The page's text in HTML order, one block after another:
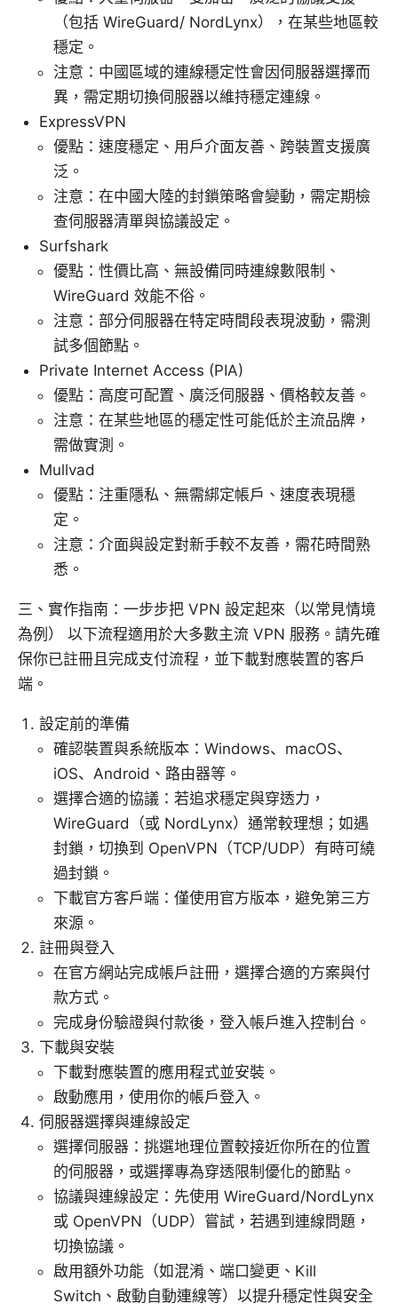
（包括 WireGuard/ NordLynx），在某些地區較
穩定。
注意：中國區域的連線穩定性會因伺服器選擇而
異，需定期切換伺服器以維持穩定連線。
ExpressVPN
優點：速度穩定、用戶介面友善、跨裝置支援廣
泛。
注意：在中國大陸的封鎖策略會變動，需定期檢
查伺服器清單與協議設定。
Surfshark
優點：性價比高、無設備同時連線數限制、
WireGuard 效能不俗。
注意：部分伺服器在特定時間段表現波動，需測
試多個節點。
Private Internet Access (PIA)
優點：高度可配置、廣泛伺服器、價格較友善。
注意：在某些地區的穩定性可能低於主流品牌，
需做實測。
Mullvad
優點：注重隱私、無需綁定帳戶、速度表現穩
定。
注意：介面與設定對新手較不友善，需花時間熟
悉。
三、實作指南：一步步把 VPN 設定起來（以常見情境
為例） 以下流程適用於大多數主流 VPN 服務。請先確
保你已註冊且完成支付流程，並下載對應裝置的客戶
端。
設定前的準備
確認裝置與系統版本：Windows、macOS、
iOS、Android、路由器等。
選擇合適的協議：若追求穩定與穿透力，
WireGuard（或 NordLynx）通常較理想；如遇
封鎖，切換到 OpenVPN（TCP/UDP）有時可繞
過封鎖。
下載官方客戶端：僅使用官方版本，避免第三方
來源。
註冊與登入
在官方網站完成帳戶註冊，選擇合適的方案與付
款方式。
完成身份驗證與付款後，登入帳戶進入控制台。
下載與安裝
下載對應裝置的應用程式並安裝。
啟動應用，使用你的帳戶登入。
伺服器選擇與連線設定
選擇伺服器：挑選地理位置較接近你所在的位置
的伺服器，或選擇專為穿透限制優化的節點。
協議與連線設定：先使用 WireGuard/NordLynx
或 OpenVPN（UDP）嘗試，若遇到連線問題，
切換協議。
啟用額外功能（如混淆、端口變更、Kill
Switch、啟動自動連線等）以提升穩定性與安全